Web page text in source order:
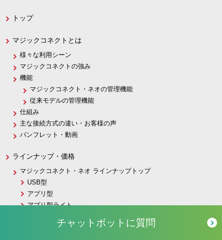
チャットボットに質問
トップ
マジックコネクトとは
様々な利用シーン
マジックコネクトの強み
機能
マジックコネクト・ネオの管理機能
従来モデルの管理機能
仕組み
主な接続方式の違い・お客様の声
パンフレット・動画
ラインナップ・価格
マジックコネクト・ネオ ラインナップトップ
USB型
アプリ型
アプリ型ライト